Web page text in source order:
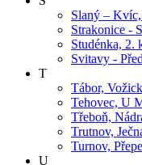
Slaný –
Strakonice -
Studénka, 2.
Svitavy -
T
Tábor,
Tehovec, U
Třeboň,
Trutnov,
Turnov,
U